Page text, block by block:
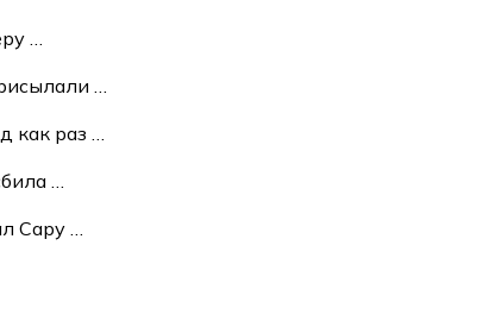
как раз
Сару